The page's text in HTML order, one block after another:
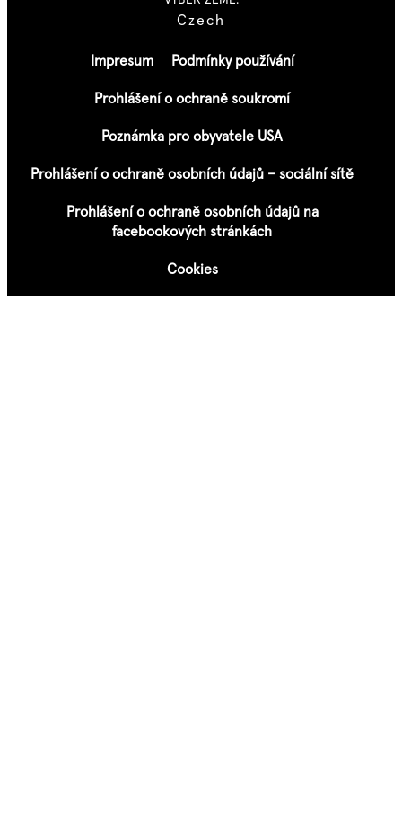
Impresum Podmínky používání
Prohlášení o ochraně soukromí
Poznámka pro obyvatele USA
Prohlášení o ochraně osobních údajů – sociální sítě
Prohlášení o ochraně osobních údajů na
facebookových stránkách
Cookies
Czech